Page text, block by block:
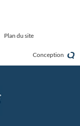
Plan du site
Conception